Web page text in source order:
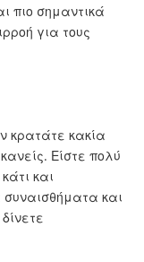
πιο σημαντικά
για τους
κρατάτε κακία
Είστε πολύ
και
και